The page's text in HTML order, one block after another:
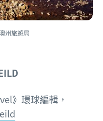
州旅遊局
》環球編輯，